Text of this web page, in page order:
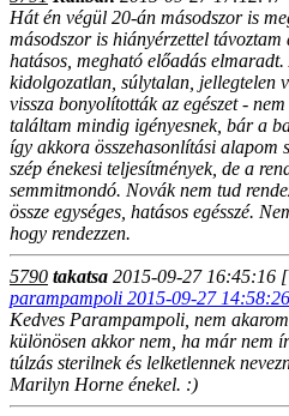
Hát én végül 20-án másodszor is
másodszor is hiányérzettel
hatásos, megható előadás
kidolgozatlan, súlytalan, jellegtelen
vissza bonyolították az egészet -
találtam mindig igényesnek, bár a
így akkora összehasonlítási alapom
szép énekesi teljesítmények, de a
semmitmondó. Novák nem tud
össze egységes, hatásos egésszé.
hogy rendezzen.
5790 takatsa 2015-09-27 16:45:16
parampampoli 2015-09-27 14:58:26
Kedves Parampampoli, nem
különösen akkor nem, ha már nem
túlzás sterilnek és lelketlennek
Marilyn Horne énekel. :)